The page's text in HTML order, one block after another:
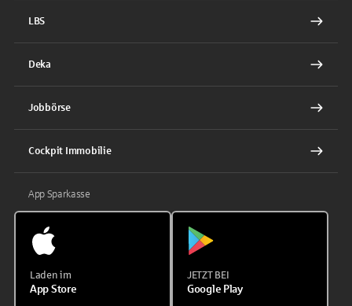
LBS
Deka
Jobbörse
Cockpit Immobilie
App Sparkasse
Laden im
App Store
JETZT BEI
Google Play